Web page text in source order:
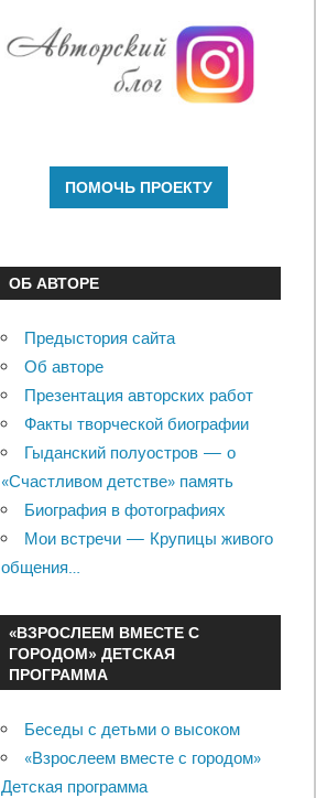
ОБ АВТОРЕ
Предыстория сайта
Об авторе
Презентация авторских работ
Факты творческой биографии
Гыданский полуостров — о
«Счастливом детстве» память
Биография в фотографиях
Мои встречи — Крупицы живого
общения…
«ВЗРОСЛЕЕМ ВМЕСТЕ С
ГОРОДОМ» ДЕТСКАЯ
ПРОГРАММА
Беседы с детьми о высоком
«Взрослеем вместе с городом»
Детская программа